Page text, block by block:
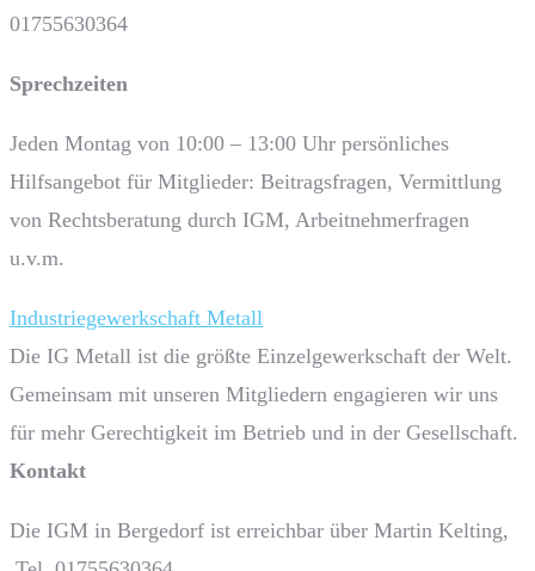
01755630364
Sprech­zeiten
Jeden Montag von 10:00 – 13:00 Uhr persönliches
Hilfsangebot für Mitglieder: Beitragsfragen, Vermittlung
von Rechtsberatung durch IGM, Arbeitnehmerfragen
u.v.m.
Industriegewerkschaft Metall
Die IG Metall ist die größte Einzelgewerkschaft der Welt.
Gemeinsam mit unseren Mitgliedern engagieren wir uns
für mehr Gerechtigkeit im Betrieb und in der Gesellschaft.
Kontakt
Die IGM in Bergedorf ist erreichbar über Martin Kelting,